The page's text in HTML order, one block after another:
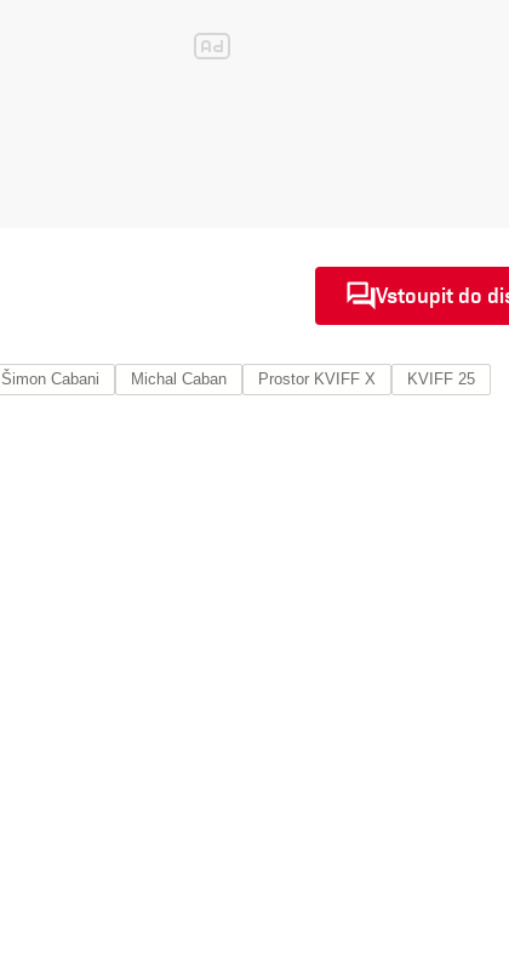
Vstoupit do
Šimon Cabani Michal Caban Prostor KVIFF X KVIFF 25